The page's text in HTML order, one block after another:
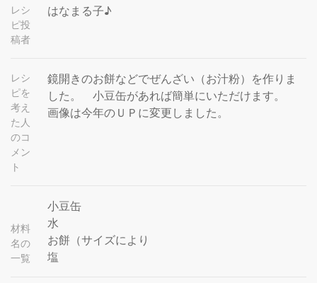
レシ
ピ投
稿者
はなまる子♪
レシ
ピを
考え
た人
のコ
メン
ト
鏡開きのお餅などでぜんざい（お汁粉）を作りま
した。 小豆缶があれば簡単にいただけます。
画像は今年のＵＰに変更しました。
材料
名の
一覧
小豆缶
水
お餅（サイズにより
塩